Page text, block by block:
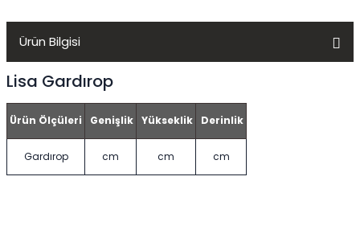
Ürün Bilgisi
Lisa Gardırop
Ürün Ölçüleri Genişlik Yükseklik Derinlik
Gardırop cm cm cm